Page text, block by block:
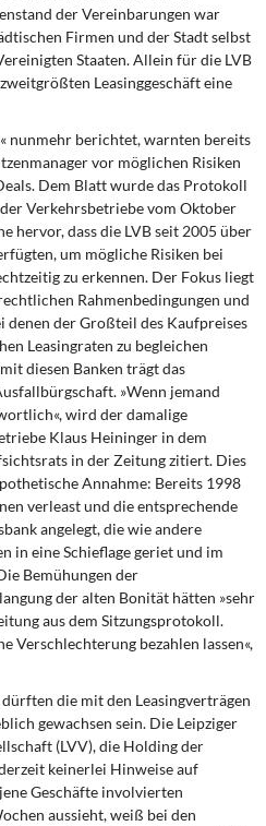
der Vereinbarungen war
Firmen und der Stadt selbst
Staaten. Allein für die LVB
Leasinggeschäft eine
nunmehr berichtet, warnten bereits
vor möglichen Risiken
Dem Blatt wurde das Protokoll
Verkehrsbetriebe vom Oktober
hervor, dass die LVB seit 2005 über
um mögliche Risiken bei
zu erkennen. Der Fokus liegt
Rahmenbedingungen und
der Großteil des Kaufpreises
Leasingraten zu begleichen
diesen Banken trägt das
»Wenn jemand
wird der damalige
Klaus Heininger in dem
in der Zeitung zitiert. Dies
Annahme: Bereits 1998
verleast und die entsprechende
angelegt, die wie andere
in eine Schieflage geriet und im
Bemühungen der
der alten Bonität hätten »sehr
aus dem Sitzungsprotokoll.
Verschlechterung bezahlen lassen«,
die mit den Leasingverträgen
gewachsen sein. Die Leipziger
(LVV), die Holding der
keinerlei Hinweise auf
Geschäfte involvierten
aussieht, weiß bei den